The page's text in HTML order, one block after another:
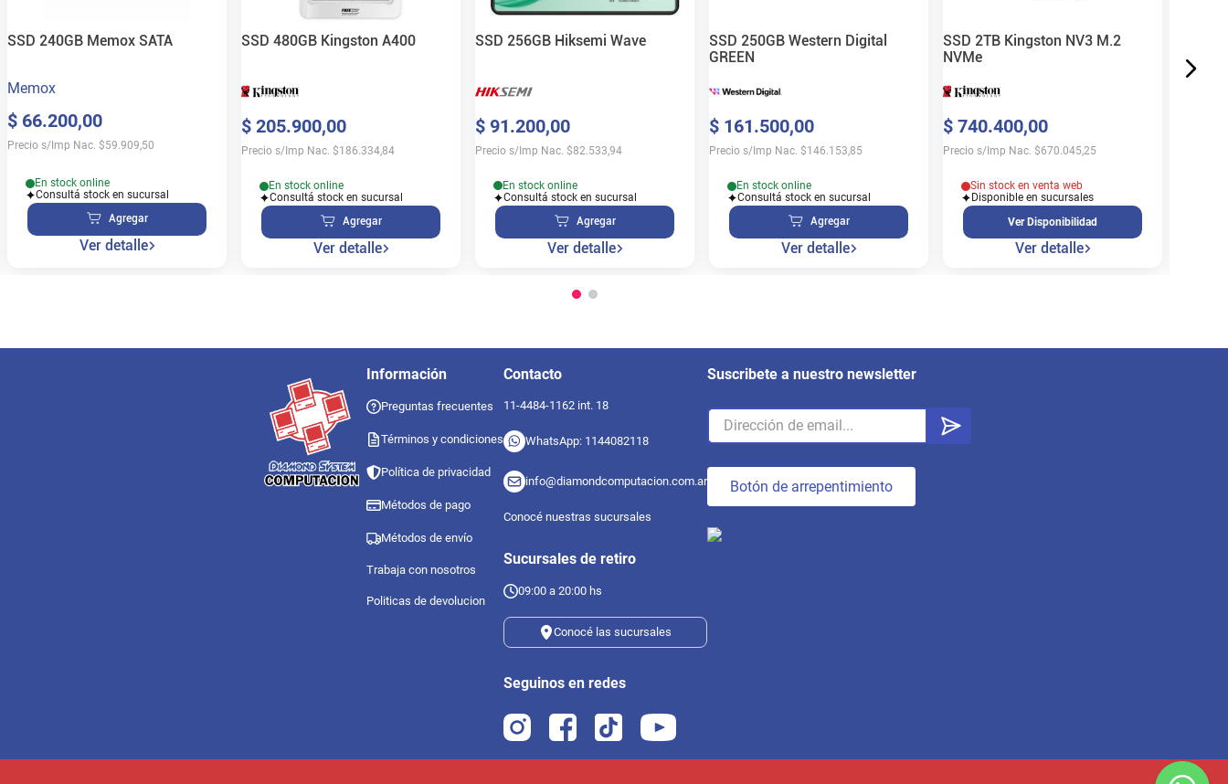
SSD 240GB Memox SATA
Memox
$ 66.200,00
Precio s/Imp Nac. $59.909,50
En stock online
Consultá stock en sucursal
Agregar
Ver detalle
SSD 480GB Kingston A400
$ 205.900,00
Precio s/Imp Nac. $186.334,84
En stock online
Consultá stock en sucursal
Agregar
Ver detalle
SSD 256GB Hiksemi Wave
$ 91.200,00
Precio s/Imp Nac. $82.533,94
En stock online
Consultá stock en sucursal
Agregar
Ver detalle
SSD 250GB Western Digital
GREEN
$ 161.500,00
Precio s/Imp Nac. $146.153,85
En stock online
Consultá stock en sucursal
Agregar
Ver detalle
SSD 2TB Kingston NV3 M.2
NVMe
$ 740.400,00
Precio s/Imp Nac. $670.045,25
Sin stock en venta web
Disponible en sucursales
Ver Disponibilidad
Ver detalle
Información
Preguntas frecuentes
Términos y condiciones
Política de privacidad
Métodos de pago
Métodos de envío
Trabaja con nosotros
Politicas de devolucion
Contacto
11-4484-1162 int. 18
WhatsApp: 1144082118
info@diamondcomputacion.com.ar
Conocé nuestras sucursales
Sucursales de retiro
09:00 a 20:00 hs
Conocé las sucursales
Seguinos en redes
Suscribete a nuestro newsletter
Botón de arrepentimiento